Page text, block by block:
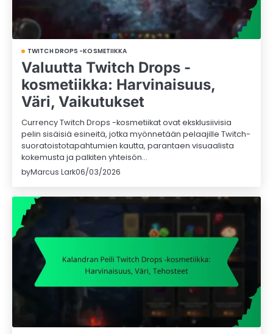
TWITCH DROPS -KOSMETIIKKA
Valuutta Twitch Drops -
kosmetiikka: Harvinaisuus,
Väri, Vaikutukset
Currency Twitch Drops -kosmetiikat ovat eksklusiivisia
pelin sisäisiä esineitä, jotka myönnetään pelaajille Twitch-
suoratoistotapahtumien kautta, parantaen visuaalista
kokemusta ja palkiten yhteisön…
byMarcus Lark06/03/2026